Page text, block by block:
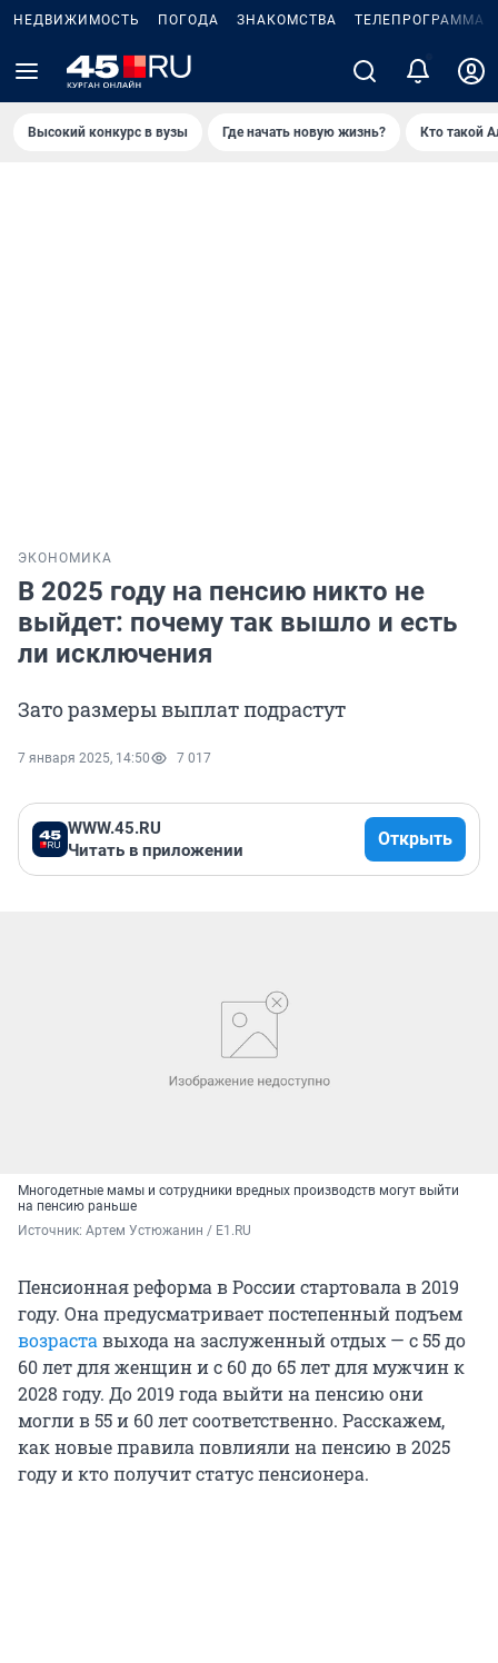
НЕДВИЖИМОСТЬ ПОГОДА ЗНАКОМСТВА ТЕЛЕПРОГРАММА
Высокий конкурс в вузы Где начать новую жизнь? Кто такой
ЭКОНОМИКА
В 2025 году на пенсию никто не
выйдет: почему так вышло и есть
ли исключения
Зато размеры выплат подрастут
7 января 2025, 14:50 7 017
WWW.45.RU
Читать в приложении
Открыть
Многодетные мамы и сотрудники вредных производств могут выйти
на пенсию раньше
Источник: Артем Устюжанин / E1.RU
Пенсионная реформа в России стартовала в 2019
году. Она предусматриваетпостепенныйподъем
возраста выхода на заслуженный отдых — с 55 до
60 лет для женщин и с 60 до 65 лет для мужчин к
2028 году. До 2019 года выйти на пенсию они
могли в 55 и 60 лет соответственно. Расскажем,
как новые правила повлияли на пенсию в 2025
году и кто получит статус пенсионера.